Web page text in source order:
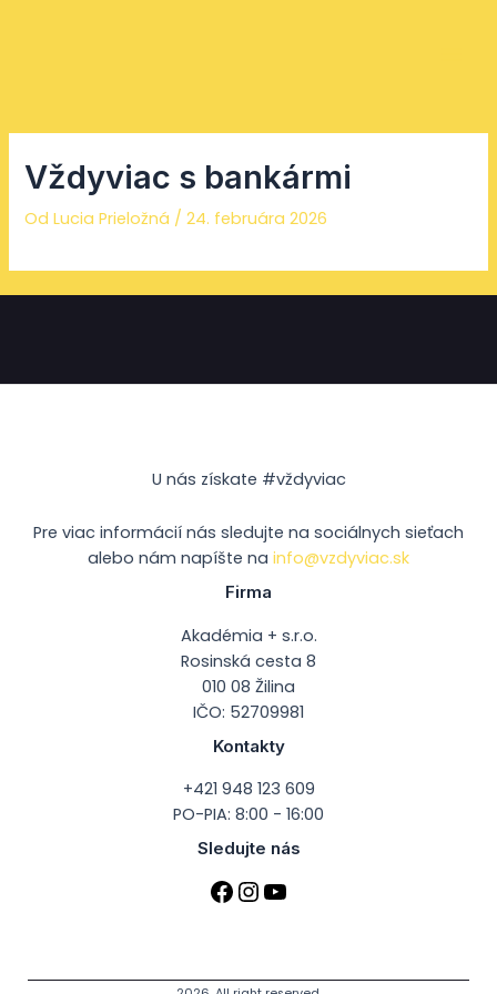
Vždyviac s bankármi
Od Lucia Prieložná /24. februára 2026
U nás získate #vždyviac
Pre viac informácií nás sledujte na sociálnych sieťach
alebo nám napíšte na info@vzdyviac.sk
Firma
Akadémia + s.r.o.
Rosinská cesta 8
010 08 Žilina
IČO: 52709981
Kontakty
+421 948 123 609
PO-PIA: 8:00 - 16:00
Sledujte nás